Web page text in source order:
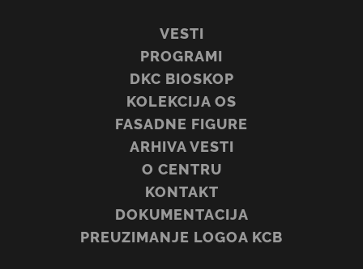
VESTI
PROGRAMI
DKC BIOSKOP
KOLEKCIJA OS
FASADNE FIGURE
ARHIVA VESTI
O CENTRU
KONTAKT
DOKUMENTACIJA
PREUZIMANJE LOGOA KCB